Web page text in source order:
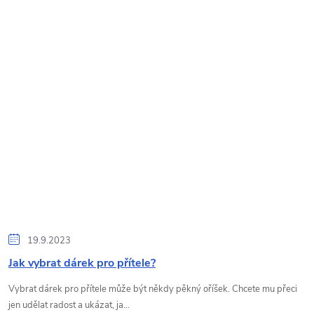
19.9.2023
Jak vybrat dárek pro přítele?
Vybrat dárek pro přítele může být někdy pěkný oříšek. Chcete mu přeci
jen udělat radost a ukázat, ja...